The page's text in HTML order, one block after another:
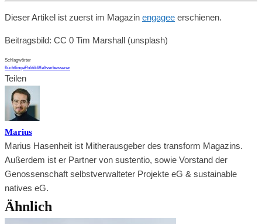
Dieser Artikel ist zuerst im Magazin engagee erschienen.
Beitragsbild: CC 0 Tim Marshall (unsplash)
Schlagwörter
flüchtlingePolitikWeltverbesserer
Teilen
Marius
Marius Hasenheit ist Mitherausgeber des transform Magazins.
Außerdem ist er Partner von sustentio, sowie Vorstand der
Genossenschaft selbstverwalteter Projekte eG & sustainable
natives eG.
Ähnlich